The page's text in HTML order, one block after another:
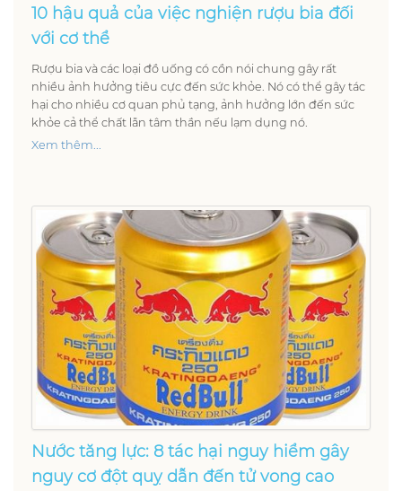
10 hậu quả của việc nghiện rượu bia đối
với cơ thể
Rượu bia và các loại đồ uống có cồn nói chung gây rất
nhiều ảnh hưởng tiêu cực đến sức khỏe. Nó có thể gây tác
hại cho nhiều cơ quan phủ tạng, ảnh hưởng lớn đến sức
khỏe cả thể chất lẫn tâm thần nếu lạm dụng nó.
Xem thêm...
Nước tăng lực: 8 tác hại nguy hiểm gây
nguy cơ đột quỵ dẫn đến tử vong cao